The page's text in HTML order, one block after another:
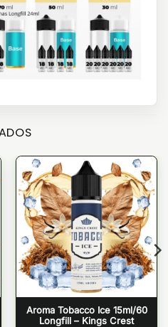
Aroma Tobacco Ice 15ml/60
Longfill – Kings Crest